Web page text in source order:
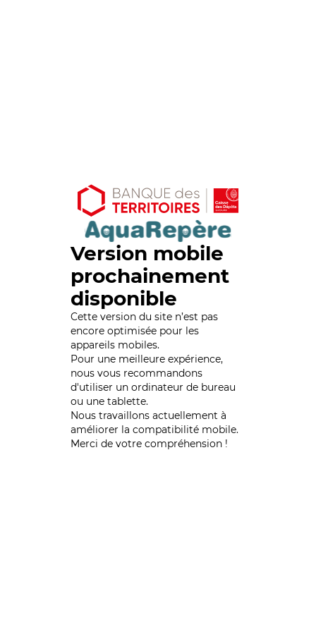
Version mobile
prochainement
disponible
Cette version du site n’est pas
encore optimisée pour les
appareils mobiles.
Pour une meilleure expérience,
nous vous recommandons
d'utiliser un ordinateur de bureau
ou une tablette.
Nous travaillons actuellement à
améliorer la compatibilité mobile.
Merci de votre compréhension !